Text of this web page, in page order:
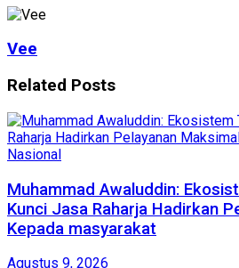
Vee
Related Posts
Nasional
Muhammad Awaluddin:
Kunci Jasa Raharja Hadirkan
Kepada masyarakat
Agustus 9, 2026